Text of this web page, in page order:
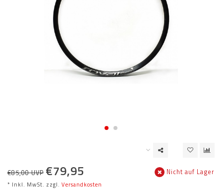
€85,00 UVP €79,95
* Inkl. MwSt. zzgl. Versandkosten
Nicht auf Lager